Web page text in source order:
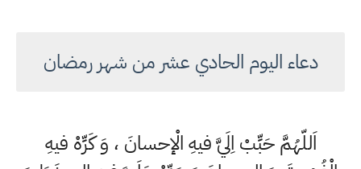
دعاء اليوم الحادي عشر من شهر رمضان
اَللّهُمَّ حَبِّبْ اِلَيَّ فيهِ الْإحسانَ ، وَ كَرِّهْ فيهِ